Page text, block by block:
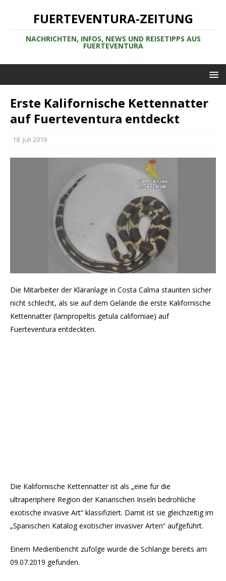
FUERTEVENTURA-ZEITUNG
NACHRICHTEN, INFOS, NEWS UND REISETIPPS AUS
FUERTEVENTURA
Erste Kalifornische Kettennatter
auf Fuerteventura entdeckt
18. Juli 2019
Die Mitarbeiter der Kläranlage in Costa Calma staunten sicher
nicht schlecht, als sie auf dem Gelände die erste Kalifornische
Kettennatter (lampropeltis getula californiae) auf
Fuerteventura entdeckten.
Die Kalifornische Kettennatter ist als „eine für die
ultraperiphere Region der Kanarischen Inseln bedrohliche
exotische invasive Art“ klassifiziert. Damit ist sie gleichzeitig im
„Spanischen Katalog exotischer invasiver Arten“ aufgeführt.
Einem Medienbericht zufolge wurde die Schlange bereits am
09.07.2019 gefunden.